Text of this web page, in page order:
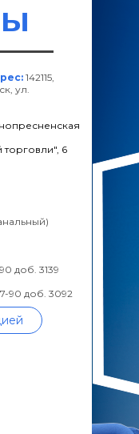
142115,
ул.
торговли", 6
доб. 3139
90 доб. 3092